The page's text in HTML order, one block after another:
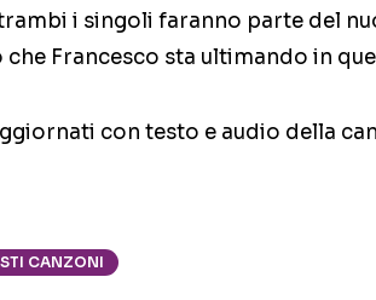
i singoli faranno parte del
Francesco sta ultimando in
con testo e audio della
CANZONI